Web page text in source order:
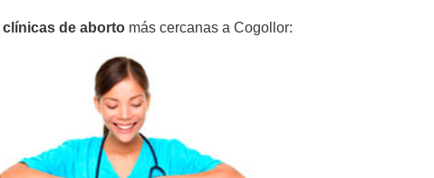
clínicas de aborto más cercanas a Cogollor: